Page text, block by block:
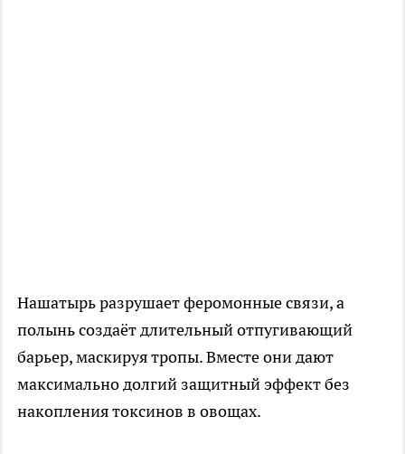
Нашатырь разрушает феромонные связи, а
полынь создаёт длительный отпугивающий
барьер, маскируя тропы. Вместе они дают
максимально долгий защитный эффект без
накопления токсинов в овощах.